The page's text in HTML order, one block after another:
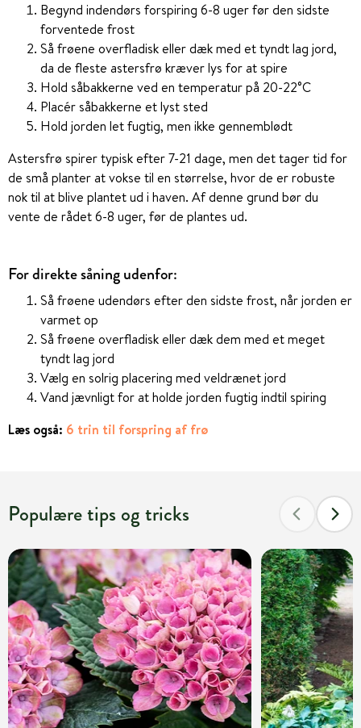
Begynd indendørs forspiring 6-8 uger før den sidste
forventede frost
Så frøene overfladisk eller dæk med et tyndt lag jord,
da de fleste astersfrø kræver lys for at spire
Hold såbakkerne ved en temperatur på 20-22°C
Placér såbakkerne et lyst sted
Hold jorden let fugtig, men ikke gennemblødt
Astersfrø spirer typisk efter 7-21 dage, men det tager tid for
de små planter at vokse til en størrelse, hvor de er robuste
nok til at blive plantet ud i haven. Af denne grund bør du
vente de rådet 6-8 uger, før de plantes ud.
For direkte såning udenfor:
Så frøene udendørs efter den sidste frost, når jorden er
varmet op
Så frøene overfladisk eller dæk dem med et meget
tyndt lag jord
Vælg en solrig placering med veldrænet jord
Vand jævnligt for at holde jorden fugtig indtil spiring
Læs også: 6 trin til forspring af frø
Populære tips og tricks